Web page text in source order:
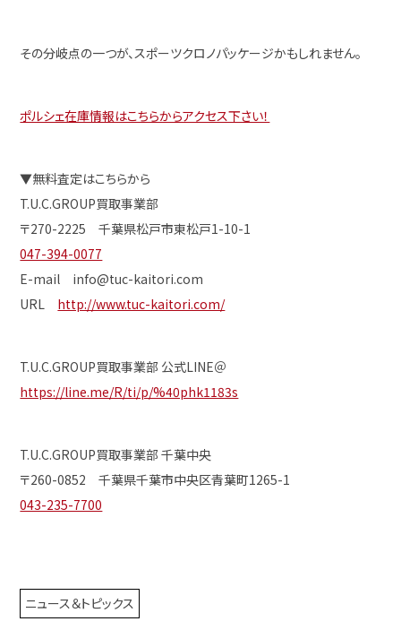
その分岐点の一つが、スポーツクロノパッケージかもしれません。
ポルシェ在庫情報はこちらからアクセス下さい！
▼無料査定はこちらから
T.U.C.GROUP買取事業部
〒270-2225 千葉県松戸市東松戸1-10-1
047-394-0077
E-mail info@tuc-kaitori.com
URL http://www.tuc-kaitori.com/
T.U.C.GROUP買取事業部 公式LINE＠
https://line.me/R/ti/p/%40phk1183s
T.U.C.GROUP買取事業部 千葉中央
〒260-0852 千葉県千葉市中央区青葉町1265-1
043-235-7700
ニュース＆トピックス